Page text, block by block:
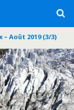
Août 2019 (3/3)